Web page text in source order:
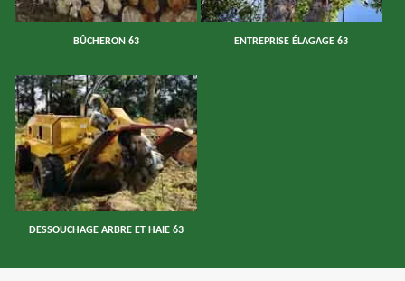
BÛCHERON 63 ENTREPRISE ÉLAGAGE 63
DESSOUCHAGE ARBRE ET HAIE 63